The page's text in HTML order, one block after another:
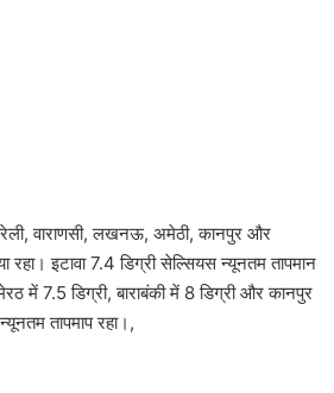
वाराणसी, लखनऊ, अमेठी, कानपुर और
रहा। इटावा 7.4 डिग्री सेल्सियस न्यूनतम तापमान
में 7.5 डिग्री, बाराबंकी में 8 डिग्री और कानपुर
तापमाप रहा।,